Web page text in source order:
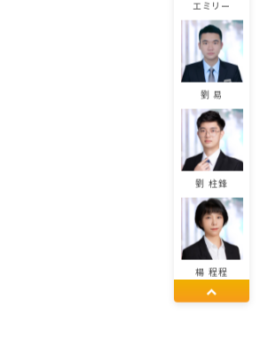
エミリー
劉 易
劉 柱鋒
楊 程程